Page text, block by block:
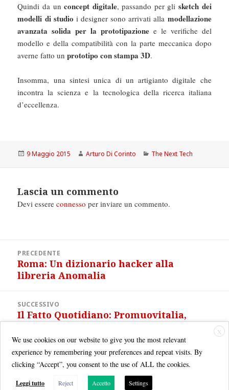
Quindi da unconcept digitale, passando per gli sketch dei
modelli di studio i designer sono arrivati alla modellazione
avanzata solida per la prototipazione e le verifiche del
modello e della compatibilità con la parte meccanica dopo
averne fatto unprototipo con stampa 3D.
Insomma, una sintesi unica di un artigianto digitale che
incontra la scienza e la tecnologica della ricerca italiana
d’eccellenza.
Scritto
9 Maggio 2015 Autore
Arturo Di Corinto Categorie
The Next Tech
Lascia un commento
Devi essereconnesso per inviare un commento.
articoliPRECEDENTE
Articolo
precedente:
Roma: Un dizionario hacker alla
libreria Anomalia
SUCCESSIVO
Articolo
Il Fatto Quotidiano: Promuovitalia,
X
We use cookies on our website to give you the most relevant
experience by remembering your preferences and repeat visits. By
clicking “Accept”, you consent to the use of ALL the cookies.
Leggi tutto Reject Accetto Settings